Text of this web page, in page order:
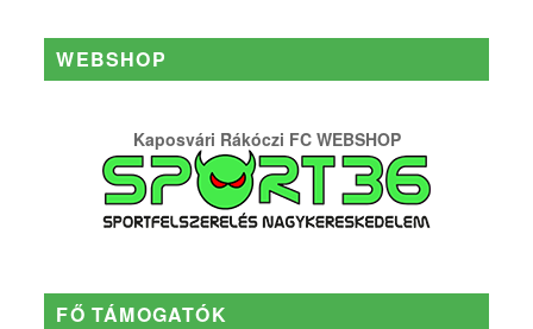
WEBSHOP
Kaposvári Rákóczi FC WEBSHOP
FŐ TÁMOGATÓK